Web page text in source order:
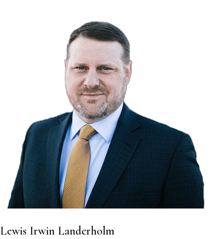
Lewis Irwin Landerholm